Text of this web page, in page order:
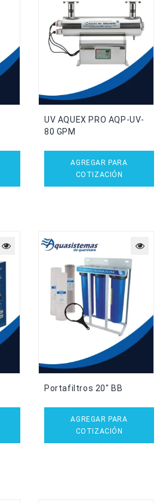
UV AQUEX PRO AQP-UV-
80 GPM
AGREGAR PARA
COTIZACIÓN
Portafiltros 20″ BB
AGREGAR PARA
COTIZACIÓN